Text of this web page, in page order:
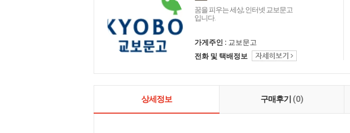
꿈을 피우는 세상, 인터넷 교보문고
입니다.
가게주인 : 교보문고
전화 및 택배정보
상세정보 구매후기 (0)